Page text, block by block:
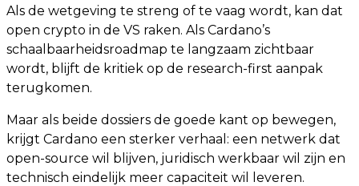
Als de wetgeving te streng of te vaag wordt, kan dat
open crypto in de VS raken. Als Cardano’s
schaalbaarheidsroadmap te langzaam zichtbaar
wordt, blijft de kritiek op de research-first aanpak
terugkomen.
Maar als beide dossiers de goede kant op bewegen,
krijgt Cardano een sterker verhaal: een netwerk dat
open-source wil blijven, juridisch werkbaar wil zijn en
technisch eindelijk meer capaciteit wil leveren.